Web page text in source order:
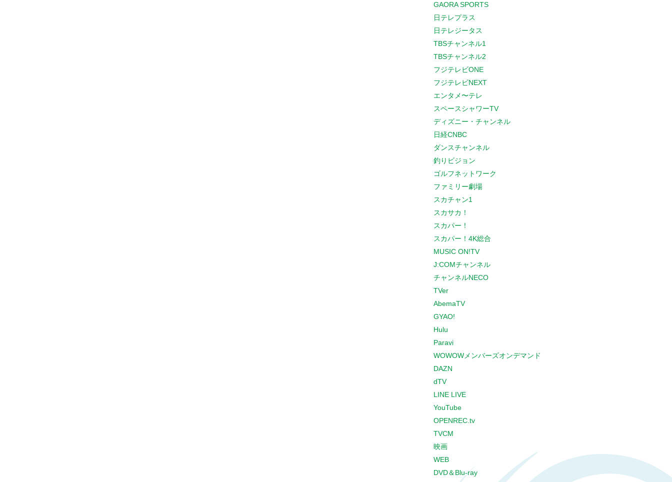
GAORA SPORTS
日テレプラス
日テレジータス
TBSチャンネル1
TBSチャンネル2
フジテレビONE
フジテレビNEXT
エンタメ〜テレ
スペースシャワーTV
ディズニー・チャンネル
日経CNBC
ダンスチャンネル
釣りビジョン
ゴルフネットワーク
ファミリー劇場
スカチャン1
スカサカ！
スカパー！
スカパー！4K総合
MUSIC ON!TV
J:COMチャンネル
チャンネルNECO
TVer
AbemaTV
GYAO!
Hulu
Paravi
WOWOWメンバーズオンデマンド
DAZN
dTV
LINE LIVE
YouTube
OPENREC.tv
TVCM
映画
WEB
DVD＆Blu-ray